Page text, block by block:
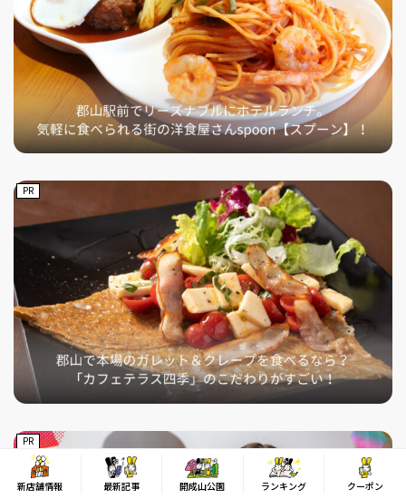
新店舗情報 最新記事 開成山公園 ランキング クーポン
PR
PR